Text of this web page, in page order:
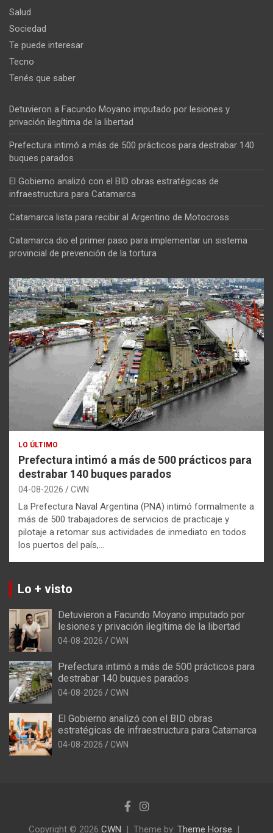
Salud
Sociedad
Te puede interesar
Tecno
Tenés que saber
Detuvieron a Facundo Moyano imputado por lesiones y
privación ilegítima de la libertad
Prefectura intimó a más de 500 prácticos para destrabar 140
buques parados
El Gobierno analizó con el BID obras estratégicas de
infraestructura para Catamarca
Catamarca lista para recibir al Argentino de Motocross
Catamarca dio el primer paso para implementar un sistema
provincial de prevención de la tortura
LO ÚLTIMO
Prefectura intimó a más de 500 prácticos para
destrabar 140 buques parados
04-08-2026 CWN
La Prefectura Naval Argentina (PNA) intimó formalmente a
más de 500 trabajadores de servicios de practicaje y
pilotaje a retomar sus actividades de inmediato en todos
los puertos del país,…
Lo + visto
Detuvieron a Facundo Moyano imputado por
lesiones y privación ilegítima de la libertad
04-08-2026 CWN
Prefectura intimó a más de 500 prácticos para
destrabar 140 buques parados
04-08-2026 CWN
El Gobierno analizó con el BID obras
estratégicas de infraestructura para Catamarca
04-08-2026 CWN
Copyright © 2026 CWN Theme by: Theme Horse